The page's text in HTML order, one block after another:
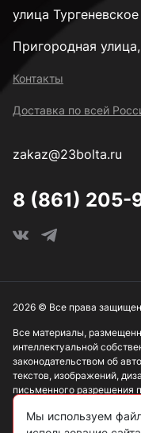
улица
Пригородная
Контакты
Доставка по всей
zakaz@23bolta.ru
8 (861) 205-
Все материалы,
интеллектуальной
законодательством об
текстов, изображений,
письменного разрешения
Информация,
2026 © Все права
Мы используем